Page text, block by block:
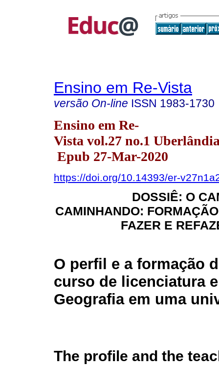
Ensino em Re-Vista
versão On-line ISSN 1983-1730
Ensino em Re-
Vista vol.27 no.1
Epub 27-Mar-2020
https://doi.org/10.14393/er-
DOSSIÊ: O
CAMINHANDO:
FAZER E
O perfil e a formação
curso de licenciatura
Geografia em uma
The profile and the